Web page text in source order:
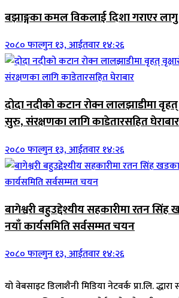
बझाङ्गका कमल विकलाई दिशा गराएर
२०८० फाल्गुन १३, आईतवार १४:२६
दोदा नदीको कटान रोक्न लालझाडीमा
सुरु, संरक्षणका लागि काडेतारसहित घेराबार
२०८० फाल्गुन १३, आईतवार १४:२६
बागेश्वरी बहुउद्देश्यीय सहकारीमा रतन
नयाँ कार्यसमिति सर्वसम्मत चयन
२०८० फाल्गुन १३, आईतवार १४:२६
यो वेबसाइट डिलाशैनी मिडिया नेटवर्क प्रा.लि. द्धारा